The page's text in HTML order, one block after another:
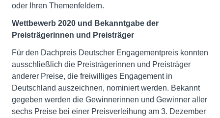
oder Ihren Themenfeldern.
Wettbewerb 2020 und Bekanntgabe der
Preisträgerinnen und Preisträger
Für den Dachpreis Deutscher Engagementpreis konnten
ausschließlich die Preisträgerinnen und Preisträger
anderer Preise, die freiwilliges Engagement in
Deutschland auszeichnen, nominiert werden. Bekannt
gegeben werden die Gewinnerinnen und Gewinner aller
sechs Preise bei einer Preisverleihung am 3. Dezember